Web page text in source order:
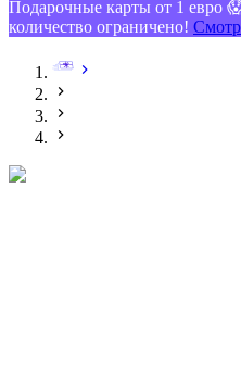
Подарочные карты от 1 евро
количество ограничено!